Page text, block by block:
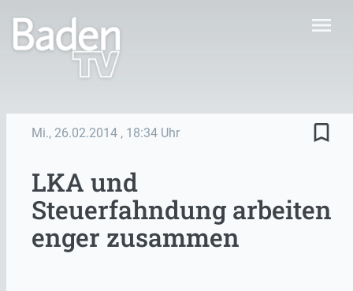
menu
Mi., 26.02.2014 , 18:34 Uhr bookmark_border
LKA und
Steuerfahndung arbeiten
enger zusammen